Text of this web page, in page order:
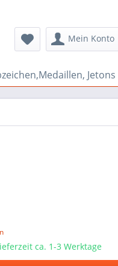
Mein Konto
Jetons
ca. 1-3 Werktage